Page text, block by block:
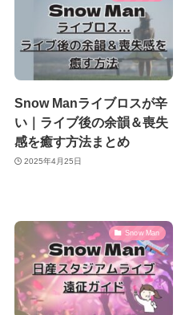
Snow Manライブロスが辛
い｜ライブ後の余韻＆喪失
感を癒す方法まとめ
2025年4月25日
Snow Man